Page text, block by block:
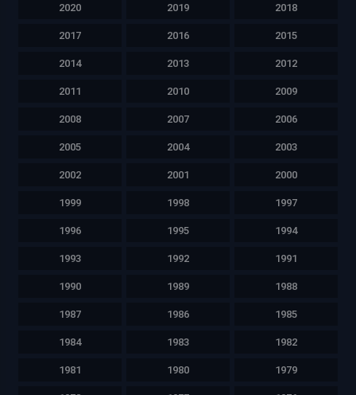
2020 2019 2018
2017 2016 2015
2014 2013 2012
2011 2010 2009
2008 2007 2006
2005 2004 2003
2002 2001 2000
1999 1998 1997
1996 1995 1994
1993 1992 1991
1990 1989 1988
1987 1986 1985
1984 1983 1982
1981 1980 1979